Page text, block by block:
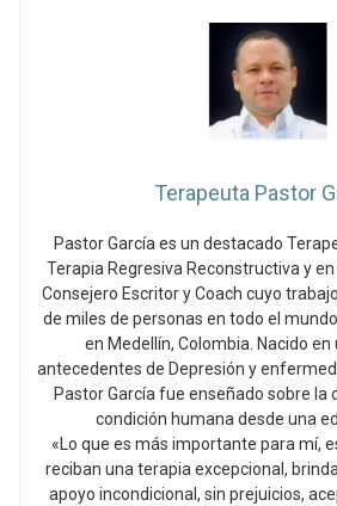
Terapeuta Pastor
Pastor García es un destacado
Terapia Regresiva Reconstructiva y
Consejero Escritor y Coach cuyo
de miles de personas en todo el
en Medellín, Colombia. Nacido
antecedentes de Depresión y
Pastor García fue enseñado sobre la
condición humana desde una
«Lo que es más importante para mí,
reciban una terapia excepcional,
apoyo incondicional, sin prejuicios,